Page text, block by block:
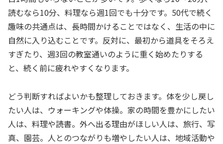
読むなら10分、料理なら週1回でも十分です。50代で続く
趣味の共通点は、長時間かけることではなく、生活の中に
自然に入り込むことです。反対に、最初から道具をそろえ
すぎたり、週3回の教室通いのように重く始めたりする
と、続く前に疲れやすくなります。
どう判断すればよいかも整理しておきます。体を少し戻し
たい人は、ウォーキングや体操。家の時間を豊かにしたい
人は、料理や読書。外へ出る理由がほしい人は、旅行、写
真、園芸。人とのつながりも増やしたい人は、地域活動や